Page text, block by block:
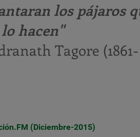
los pájaros
hacen"
Tagore (1861-
(Diciembre-2015)